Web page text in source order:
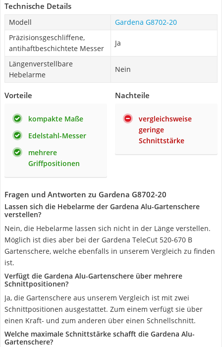
Technische Details
Modell
Gardena G8702-20
Präzisionsgeschliffene,
antihaftbeschichtete Messer
Ja
Längenverstellbare
Hebelarme
Nein
Vorteile
kompakte Maße
Edelstahl-Messer
mehrere
Griffpositionen
Nachteile
vergleichsweise
geringe
Schnittstärke
Fragen und Antworten zu Gardena G8702-20
Lassen sich die Hebelarme der Gardena Alu-Gartenschere
verstellen?
Nein, die Hebelarme lassen sich nicht in der Länge verstellen.
Möglich ist dies aber bei der Gardena TeleCut 520-670 B
Gartenschere, welche ebenfalls in unserem Vergleich zu finden
ist.
Verfügt die Gardena Alu-Gartenschere über mehrere
Schnittpositionen?
Ja, die Gartenschere aus unserem Vergleich ist mit zwei
Schnittpositionen ausgestattet. Zum einem verfügt sie über
einen Kraft- und zum anderen über einen Schnellschnitt.
Welche maximale Schnittstärke schafft die Gardena Alu-
Gartenschere?